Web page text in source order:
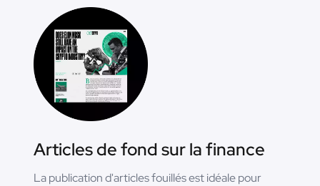
Articles de fond sur la finance
La publication d'articles fouillés est idéale pour